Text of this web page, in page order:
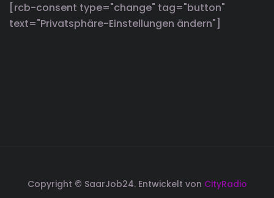
[rcb-consent type="change" tag="button"
text="Privatsphäre-Einstellungen ändern"]
Copyright © SaarJob24. Entwickelt von CityRadio